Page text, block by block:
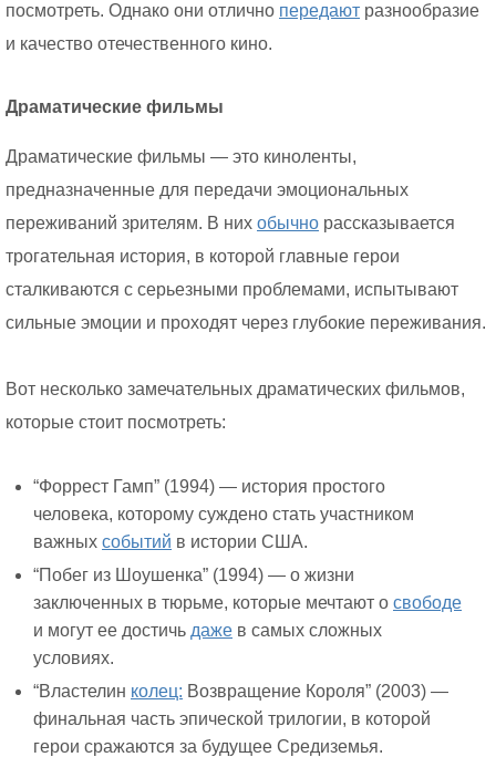
посмотреть. Однако они отлично передают разнообразие
и качество отечественного кино.
Драматические фильмы
Драматические фильмы — это киноленты,
предназначенные для передачи эмоциональных
переживаний зрителям. В них обычно рассказывается
трогательная история, в которой главные герои
сталкиваются с серьезными проблемами, испытывают
сильные эмоции и проходят через глубокие переживания.
Вот несколько замечательных драматических фильмов,
которые стоит посмотреть:
“Форрест Гамп” (1994) — история простого
человека, которому суждено стать участником
важных событий в истории США.
“Побег из Шоушенка” (1994) — о жизни
заключенных в тюрьме, которые мечтают о свободе
и могут ее достичь даже в самых сложных
условиях.
“Властелин колец: Возвращение Короля” (2003) —
финальная часть эпической трилогии, в которой
герои сражаются за будущее Средиземья.